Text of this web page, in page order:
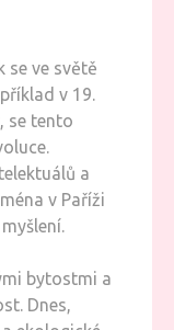
se ve světě
v 19.
se tento
a
v Paříži
bytostmi a
Dnes,